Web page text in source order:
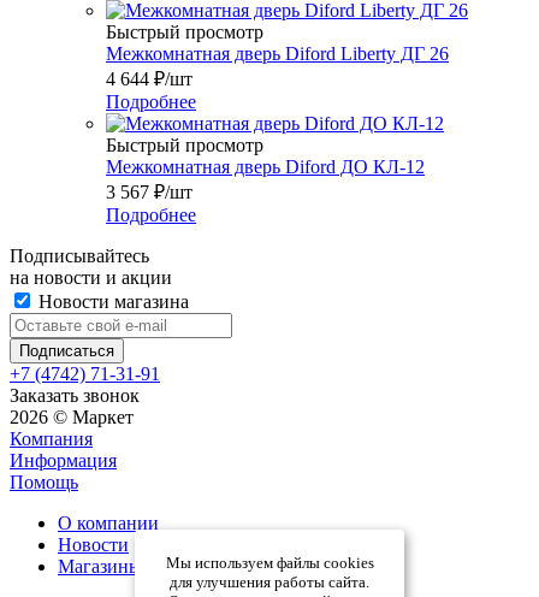
Быстрый просмотр
Межкомнатная дверь Diford Liberty ДГ 26
4 644 ₽/шт
Подробнее
Быстрый просмотр
Межкомнатная дверь Diford ДО КЛ-12
3 567 ₽/шт
Подробнее
Подписывайтесь
на новости и акции
Новости магазина
+7 (4742) 71-31-91
Заказать звонок
2026 © Маркет
Компания
Информация
Помощь
О компании
Новости
Магазины
Мы используем файлы cookies
для улучшения работы сайта.